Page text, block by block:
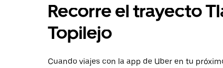
Recorre el trayecto
Topilejo
Cuando viajes con la app de Uber en tu